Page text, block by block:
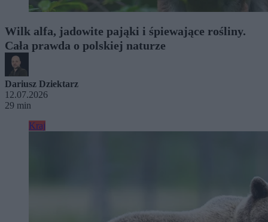
Wilk alfa, jadowite pająki i śpiewające rośliny.
Cała prawda o polskiej naturze
Dariusz Dziektarz
12.07.2026
29 min
Kraj